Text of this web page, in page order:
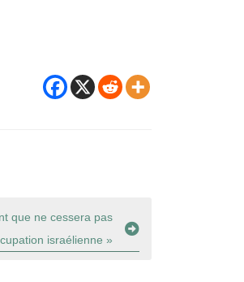
que ne cessera pas
israélienne »